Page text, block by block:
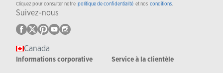
Cliquez pour consulter notre politique de confidentialité et nos conditions.
Suivez-nous
Canada
Informations corporative Service à la clientèle